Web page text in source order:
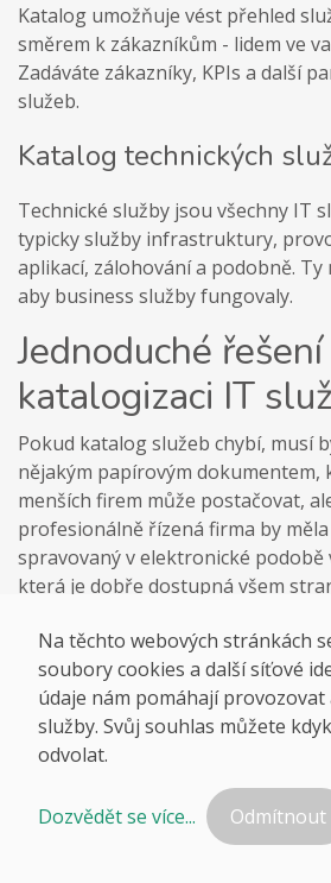
Katalog umožňuje vést přehled
směrem k zákazníkům - lidem ve
Zadáváte zákazníky, KPIs a další
služeb.
Katalog technických
Technické služby jsou všechny IT
typicky služby infrastruktury,
aplikací, zálohování a podobně.
aby business služby fungovaly.
Jednoduché
katalogizaci IT
Pokud katalog služeb chybí, musí
nějakým papírovým dokumentem,
menších firem může postačovat,
profesionálně řízená firma by
spravovaný v elektronické podobě
která je dobře dostupná všem
je proces vyřizování požadavků
nazývaný jako help desk nebo
Přesně to všechno splňuje naše
služeb je webová aplikace, kterou
dodavatelé nebo poskytovatelé IT
Katalog IT služeb
Na těchto webových stránkách
soubory cookies a další síťové
údaje nám pomáhají provozovat
služby. Svůj souhlas můžete
odvolat.
Dozvědět se více... Odmítnout